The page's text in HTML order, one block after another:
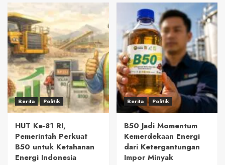
Berita Politik
HUT Ke-81 RI,
Pemerintah Perkuat
B50 untuk Ketahanan
Energi Indonesia
Berita Politik
B50 Jadi Momentum
Kemerdekaan Energi
dari Ketergantungan
Impor Minyak